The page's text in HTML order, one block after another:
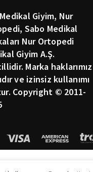
Giyim, Nur
Sabo Medikal
Nur Ortopedi
Giyim A.Ş.
Marka haklarımız
ve izinsiz kullanımı
Copyright © 2011-